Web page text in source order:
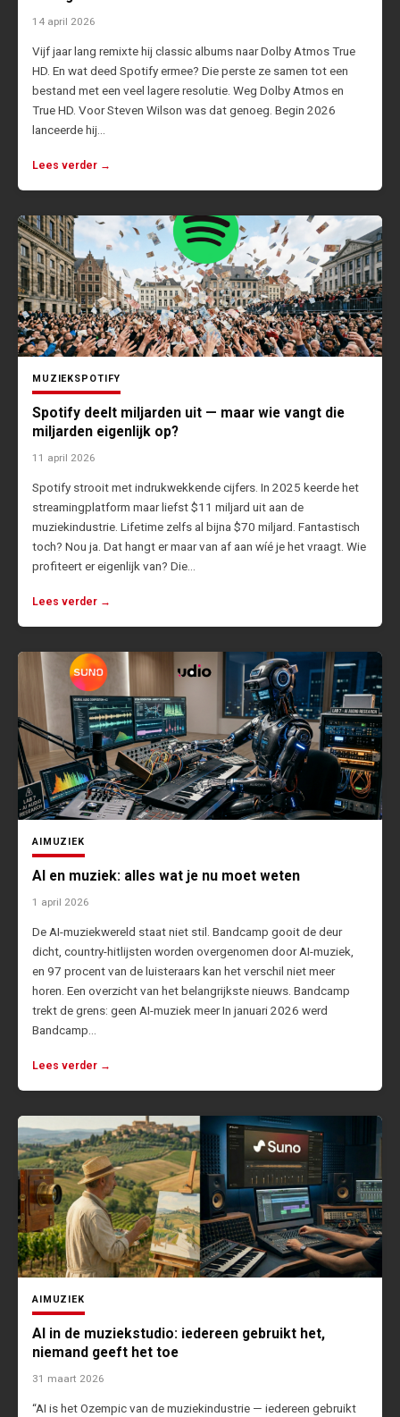
14 april 2026
Vijf jaar lang remixte hij classic albums naar Dolby Atmos True
HD. En wat deed Spotify ermee? Die perste ze samen tot een
bestand met een veel lagere resolutie. Weg Dolby Atmos en
True HD. Voor Steven Wilson was dat genoeg. Begin 2026
lanceerde hij…
Lees verder →
MUZIEKSPOTIFY
Spotify deelt miljarden uit — maar wie vangt die
miljarden eigenlijk op?
11 april 2026
Spotify strooit met indrukwekkende cijfers. In 2025 keerde het
streamingplatform maar liefst $11 miljard uit aan de
muziekindustrie. Lifetime zelfs al bijna $70 miljard. Fantastisch
toch? Nou ja. Dat hangt er maar van af aan wíé je het vraagt. Wie
profiteert er eigenlijk van? Die…
Lees verder →
AIMUZIEK
AI en muziek: alles wat je nu moet weten
1 april 2026
De AI-muziekwereld staat niet stil. Bandcamp gooit de deur
dicht, country-hitlijsten worden overgenomen door AI-muziek,
en 97 procent van de luisteraars kan het verschil niet meer
horen. Een overzicht van het belangrijkste nieuws. Bandcamp
trekt de grens: geen AI-muziek meer In januari 2026 werd
Bandcamp…
Lees verder →
AIMUZIEK
AI in de muziekstudio: iedereen gebruikt het,
niemand geeft het toe
31 maart 2026
“AI is het Ozempic van de muziekindustrie — iedereen gebruikt